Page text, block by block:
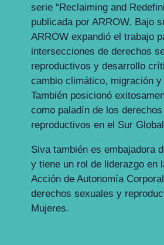
serie “Reclaiming and
publicada por ARROW. Bajo
ARROW expandió el trabajo
intersecciones de derechos
reproductivos y desarrollo
cambio climático, migración
También posicionó
como paladín de los
reproductivos en el Sur
Siva también es embajadora
y tiene un rol de liderazgo en
Acción de Autonomía
derechos sexuales y
Mujeres.